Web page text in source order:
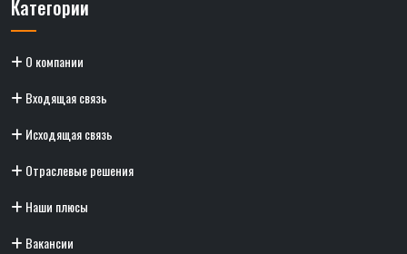
Категории
О компании
Входящая связь
Исходящая связь
Отраслевые решения
Наши плюсы
Вакансии